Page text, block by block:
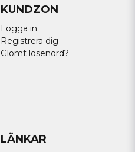
KUNDZON
Logga in
Registrera dig
Glömt lösenord?
LÄNKAR